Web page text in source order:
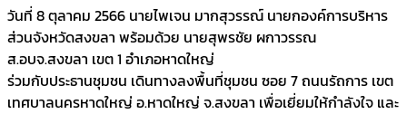
วันที่ 8 ตุลาคม 2566 นายไพเจน มากสุวรรณ์ นายกองค์การบริหาร
ส่วนจังหวัดสงขลา พร้อมด้วย นายสุพรชัย ผกาวรรณ
ส.อบจ.สงขลา เขต 1 อำเภอหาดใหญ่
ร่วมกับประธานชุมชน เดินทางลงพื้นที่ชุมชน ซอย 7 ถนนรัถการ เขต
เทศบาลนครหาดใหญ่ อ.หาดใหญ่ จ.สงขลา เพื่อเยี่ยมให้กำลังใจ และ